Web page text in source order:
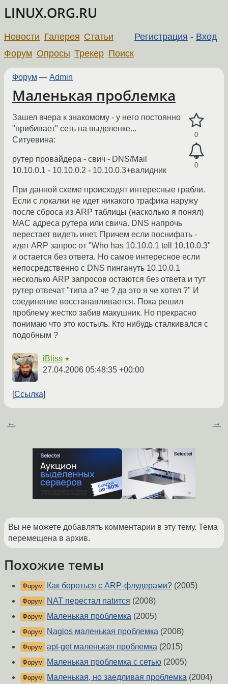
LINUX.ORG.RU
Регистрация - Вход
Новости Галерея Статьи
Форум Опросы Трекер Поиск
Форум — Admin
Маленькая проблемка
0
0
Зашел вчера к знакомому - у него постоянно
"прибивает" сеть на выделенке...
Cитуевина:
рутер провайдера - свич - DNS/Mail
10.10.0.1 - 10.10.0.2 - 10.10.0.3+валидник
При данной схеме происходят интересные грабли.
Если с локалки не идет никакого трафика наружу
после сброса из ARP таблицы (насколько я понял)
MAC адреса рутера или свича. DNS напрочь
перестает видеть инет. Причем если поснифать -
идет ARP запрос от "Who has 10.10.0.1 tell 10.10.0.3"
и остается без ответа. Но самое интересное если
непосредственно с DNS пингануть 10.10.0.1
несколько ARP запросов остаются без ответа и тут
рутер отвечат "типа а? че ? да это я че хотел ?" И
соединение восстанавливается. Пока решил
проблему жестко забив макушник. Но прекрасно
понимаю что это костыль. Кто нибудь сталкивался с
подобным ?
iBliss ★
27.04.2006 05:48:35 +00:00
Ссылка
← →
Вы не можете добавлять комментарии в эту тему. Тема
перемещена в архив.
Похожие темы
Форум Как бороться с ARP-флудерами? (2005)
Форум NAT перестал natится (2008)
Форум Маленькая проблемка (2005)
Форум Nagios маленькая проблемка (2008)
Форум apt-get маленькая проблемка (2015)
Форум Маленькая проблемка с сетью (2005)
Форум Маленькая, но заедливая проблемка (2004)